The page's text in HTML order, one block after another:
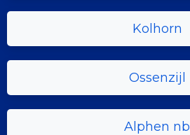
Kolhorn
Ossenzijl
Alphen nb